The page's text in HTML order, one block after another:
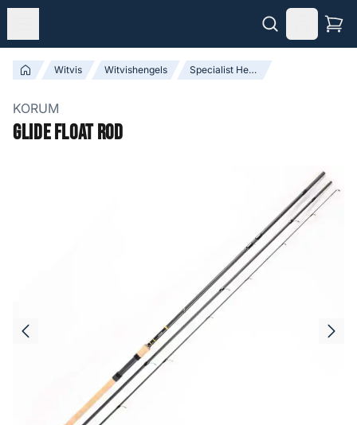
Witvis Witvishengels Specialist Hengels
KORUM
Glide Float Rod